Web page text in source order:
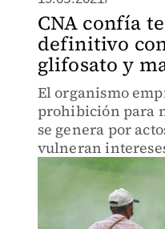
CNA confía
definitivo
glifosato y
El organismo
prohibición para
se genera por
vulneran
como de
productores